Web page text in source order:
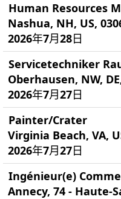
Human Resources
Nashua, NH, US,
2026年7月28日
Servicetechniker
Oberhausen, NW,
2026年7月27日
Painter/Crater
Virginia Beach, VA,
2026年7月27日
Ingénieur(e)
Annecy, 74 - Haute-